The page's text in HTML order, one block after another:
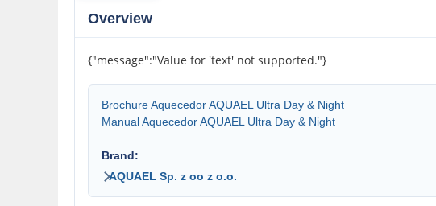
Overview
{"message":"Value for 'text' not supported."}
Brochure Aquecedor AQUAEL Ultra Day & Night
Manual Aquecedor AQUAEL Ultra Day & Night
Brand:
AQUAEL Sp. z oo z o.o.